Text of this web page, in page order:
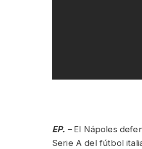
EP. –El Nápoles
Serie A del fútbol